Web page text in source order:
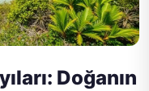
Doğanın